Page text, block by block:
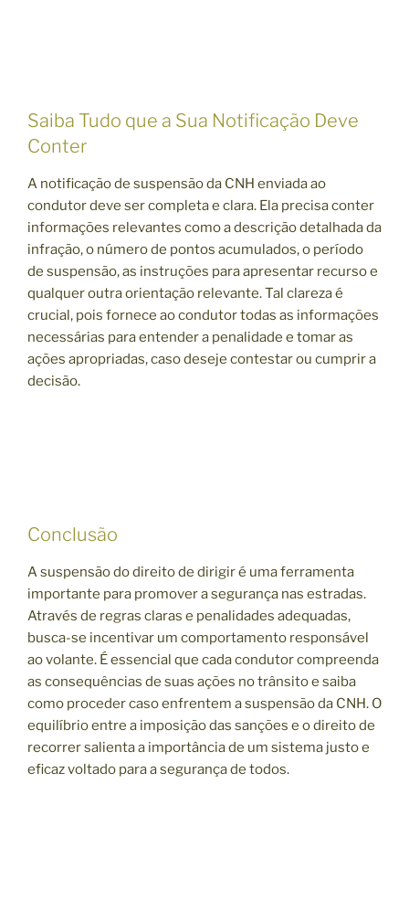
Saiba Tudo que a Sua Notificação Deve
Conter
A notificação de suspensão da CNH enviada ao
condutor deve ser completa e clara. Ela precisa conter
informações relevantes como a descrição detalhada da
infração, o número de pontos acumulados, o período
de suspensão, as instruções para apresentar recurso e
qualquer outra orientação relevante. Tal clareza é
crucial, pois fornece ao condutor todas as informações
necessárias para entender a penalidade e tomar as
ações apropriadas, caso deseje contestar ou cumprir a
decisão.
Conclusão
A suspensão do direito de dirigir é uma ferramenta
importante para promover a segurança nas estradas.
Através de regras claras e penalidades adequadas,
busca-se incentivar um comportamento responsável
ao volante. É essencial que cada condutor compreenda
as consequências de suas ações no trânsito e saiba
como proceder caso enfrentem a suspensão da CNH. O
equilíbrio entre a imposição das sanções e o direito de
recorrer salienta a importância de um sistema justo e
eficaz voltado para a segurança de todos.